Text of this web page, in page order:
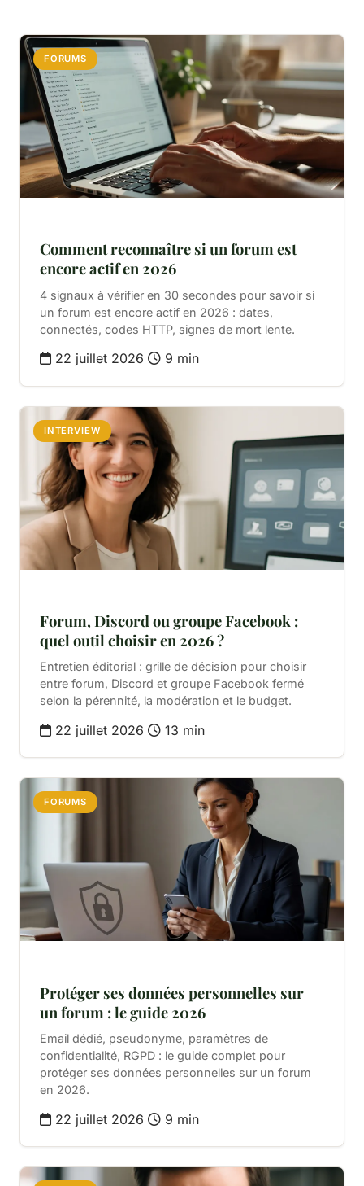
FORUMS
Comment reconnaître si un forum est
encore actif en 2026
4 signaux à vérifier en 30 secondes pour savoir si
un forum est encore actif en 2026 : dates,
connectés, codes HTTP, signes de mort lente.
22 juillet 2026 9 min
INTERVIEW
Forum, Discord ou groupe Facebook :
quel outil choisir en 2026 ?
Entretien éditorial : grille de décision pour choisir
entre forum, Discord et groupe Facebook fermé
selon la pérennité, la modération et le budget.
22 juillet 2026 13 min
FORUMS
Protéger ses données personnelles sur
un forum : le guide 2026
Email dédié, pseudonyme, paramètres de
confidentialité, RGPD : le guide complet pour
protéger ses données personnelles sur un forum
en 2026.
22 juillet 2026 9 min